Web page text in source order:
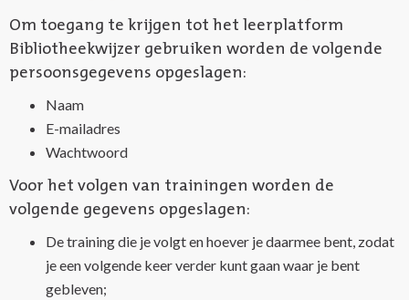
Om toegang te krijgen tot het leerplatform
Bibliotheekwijzer gebruiken worden de volgende
persoonsgegevens opgeslagen:
Naam
E-mailadres
Wachtwoord
Voor het volgen van trainingen worden de
volgende gegevens opgeslagen:
De training die je volgt en hoever je daarmee bent, zodat
je een volgende keer verder kunt gaan waar je bent
gebleven;